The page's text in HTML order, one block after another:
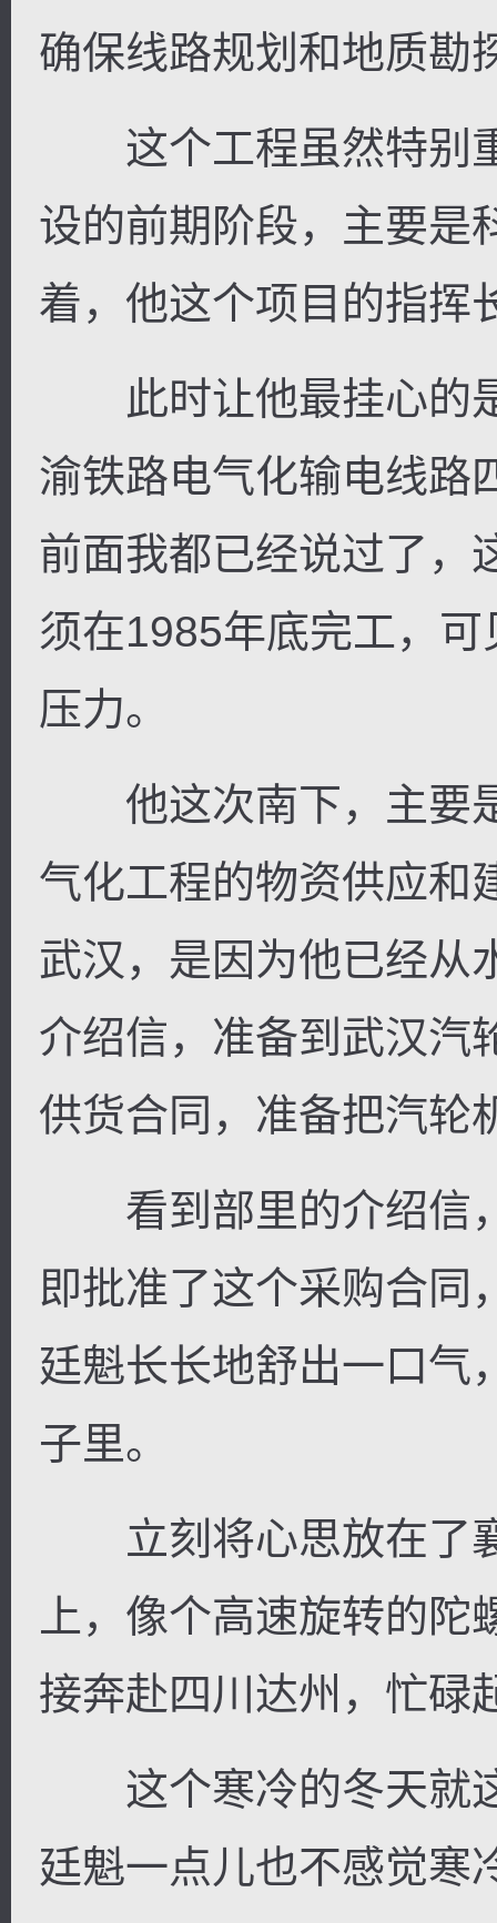
确保线路规划和地质勘
这个工程虽然特别
设的前期阶段，主要是
着，他这个项目的指挥
此时让他最挂心的
渝铁路电气化输电线路
前面我都已经说过了，
须在1985年底完工，
压力。
他这次南下，主要
气化工程的物资供应和
武汉，是因为他已经从
介绍信，准备到武汉汽
供货合同，准备把汽轮
看到部里的介绍信
即批准了这个采购合同
廷魁长长地舒出一口气
子里。
立刻将心思放在了
上，像个高速旋转的
接奔赴四川达州，忙碌
这个寒冷的冬天就
廷魁一点儿也不感觉寒